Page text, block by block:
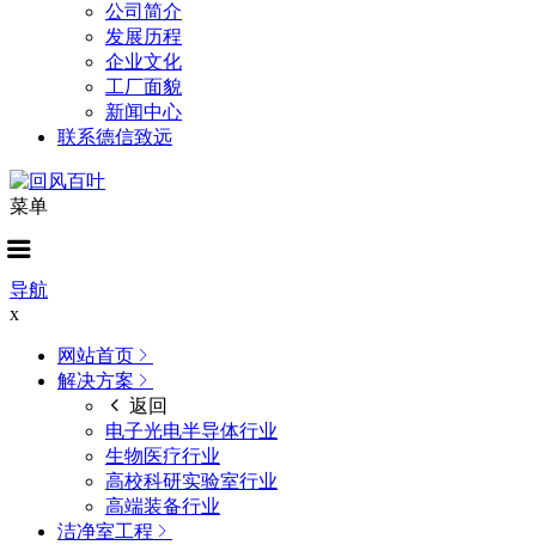
公司简介
发展历程
企业文化
工厂面貌
新闻中心
联系德信致远
菜单
导航
x
网站首页
解决方案
返回
电子光电半导体行业
生物医疗行业
高校科研实验室行业
高端装备行业
洁净室工程